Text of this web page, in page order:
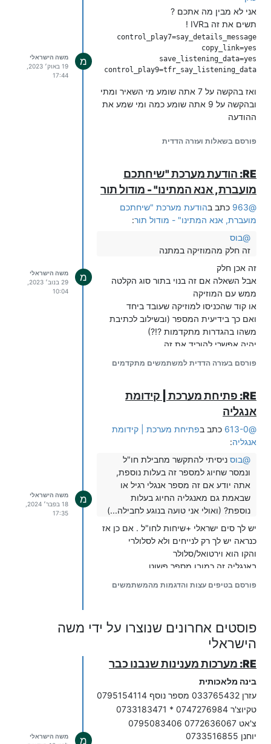
מתכנת וכו' )
אני לא מבין מה אתכם ?
תשים את זה בIVR !
control_play9=tfr_say_listening_data
ואז בהקשה על 7 אתה שומע מי השאיר ומתי
ובהקשה על 9 אתה שומע כמה ומי שמע את
ההודעה
פורסם בשאלות ועזרה הדדית
מ
משה הישראלי
17:44
RE: הודעת מערכת "שיחתכם
מועברת, אנא המתינו" - מודול תור
@
963 כתב בהודעת מערכת "שיחתכם
מועברת, אנא המתינו" - מודול תור:
@בוס
זה חלק מהמוזיקה במתנה
זה אכן חלק
אבל השאלה אם זה בנוי בתור סוג הקלטה
ממש עם המוזיקה
או קוד שהכניסו למוזיקה שעובד ביחד
ואם כך בידיעית המספר (ובשילוב לכתיבת
משהו בהגדרות מתקדמות ?!?)
יהיה אפשרי להוריד את זה
פורסם בעזרה הדדית למשתמשים מתקדמים
מ
משה הישראלי
10:04
RE: פתיחת מערכת | קידומת
אנגליה
@
613-0 כתב בפתיחת מערכת | קידומת
אנגליה:
@בוס ניסיתי להתקשר מחבילת חו"ל
ונמסר שחיוג למספר זה בעלות נוספת,
אתה יודע אם זה מספר אנגלי רגיל או
שבאמת גם מאנגליה החיוג בעלות
נוספת? (ואולי אני טועה בנוגע לחבילה...)
יש לך סים ישראלי +שיחות לחו"ל . אם כן אז
כנראה יש לך רק לנייחים ולא לסלולרי
והקו הוא וירטואל/סלולר
באנגליה זה כמובן מספר פשוט
פורסם בטיפים עצות והדגמות מהמשתמשים
מ
משה הישראלי
17:35
פוסטים אחרונים שנוצרו על ידי משה
הישראלי
RE: מערכות מענינות שנבנו כבר
בינה מלאכותית
עזרן 033765432 מספר נוסף 0795154114
טקיוצ'ר 0747276984 * 0733183471
צ'אט 0772636067 0795083406
יוחנן 0733516855
מ
משה הישראלי